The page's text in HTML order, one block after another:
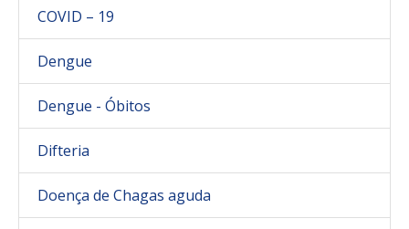
COVID – 19
Dengue
Dengue - Óbitos
Difteria
Doença de Chagas aguda